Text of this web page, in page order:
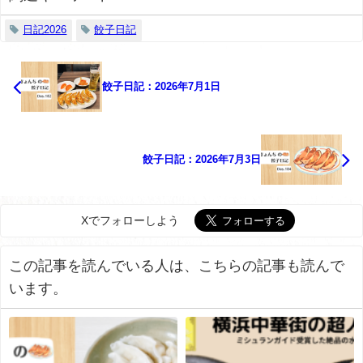
日記2026 餃子日記
餃子日記：2026年7月1日
餃子日記：2026年7月3日
Xでフォローしよう
この記事を読んでいる人は、こちらの記事も読んで
います。